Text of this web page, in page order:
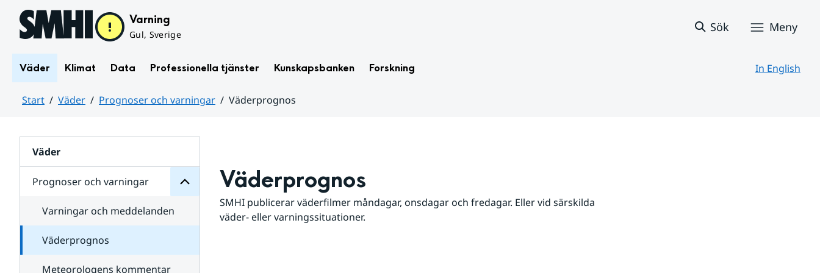
Hoppa till sidans innehåll Varning
Gul, Sverige
Sök Meny
Väder Klimat Data Professionella tjänster Kunskapsbanken Forskning In English
Start Väder Prognoser och varningar
Väderprognos
Väder
Prognoser och varningar
för
varningar
Varningar och meddelanden
Väderprognos
Meteorologens kommentar
Väderprognos
SMHI publicerar väderfilmer måndagar, onsdagar och fredagar. Eller vid särskilda
väder- eller varningssituationer.